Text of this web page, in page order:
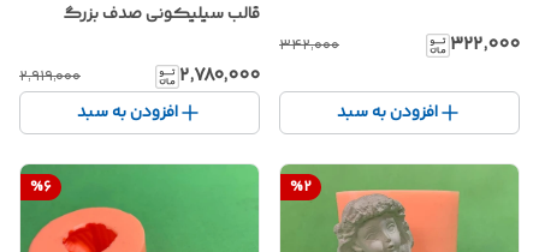
۳۲۲٬۰۰۰ ۳۴۲٬۰۰۰
افزودن به سبد
قالب سیلیکونی صدف بزرگ
۲٬۷۸۰٬۰۰۰ ۲٬۹۱۹٬۰۰۰
افزودن به سبد
%2
%6